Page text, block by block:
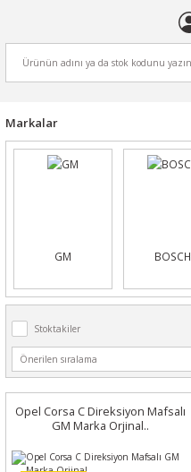
Markalar
GM BOSCH
Stoktakiler
Opel Corsa C Direksiyon Mafsalı
GM Marka Orjinal..